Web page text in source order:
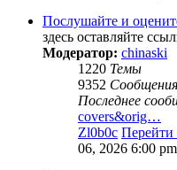
Послушайте и
здесь оставляйте
Модератор: chinaski
1220 Темы
9352 Сообщения
Последнее
covers&orig…
Zl0b0c Перейти
06, 2026 6:00 pm